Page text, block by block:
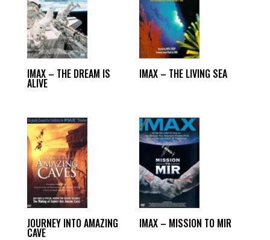
IMAX – THE DREAM IS
ALIVE
IMAX – THE LIVING SEA
JOURNEY INTO AMAZING
CAVE
IMAX – MISSION TO MIR